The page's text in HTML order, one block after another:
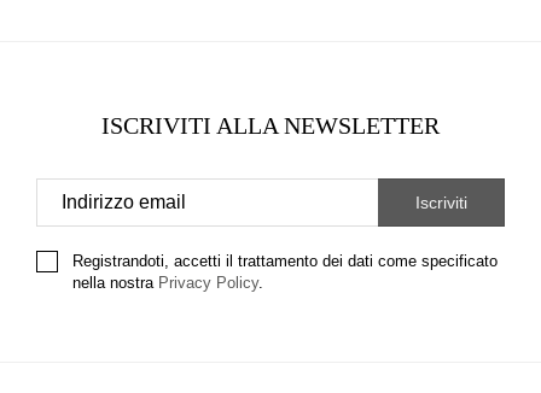
ISCRIVITI ALLA NEWSLETTER
Registrandoti, accetti il trattamento dei dati come specificato
nella nostra Privacy Policy.